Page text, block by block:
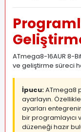
ATmega8-16AUR 8-
ve geliştirme süreci
İpucu:ATmega8
ayarlayın.
ayarları
bir
düzeneği hazır